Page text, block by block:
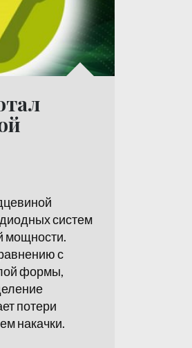
систем
мощности.
с
формы,
потери
накачки.